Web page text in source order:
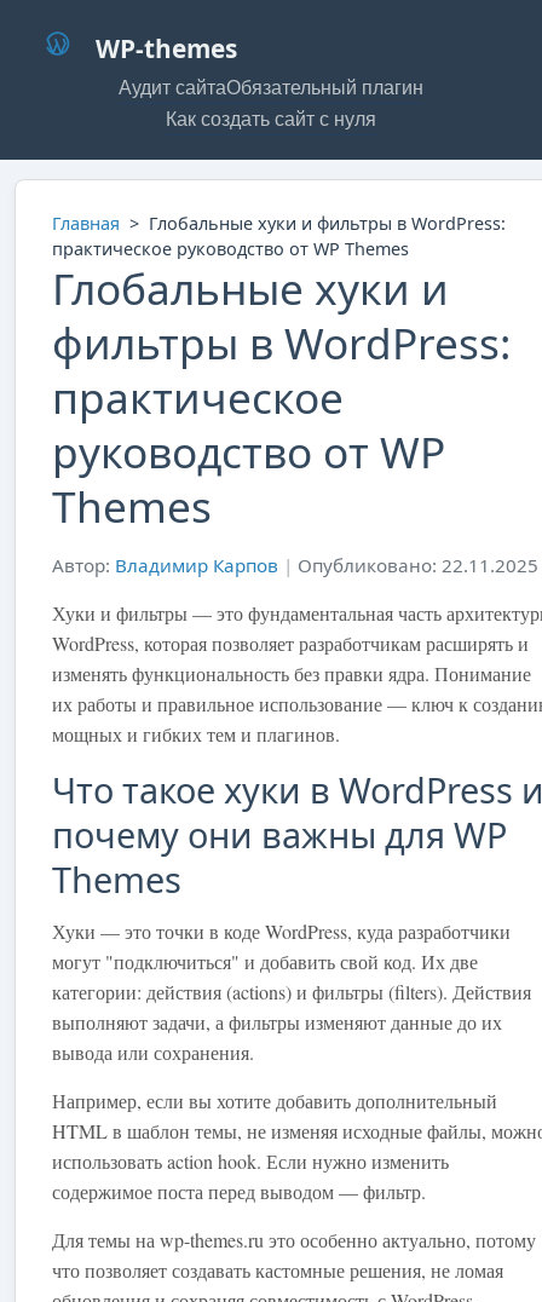
WP-themes
Аудит сайтаОбязательный плагин
Как создать сайт с нуля
Главная > Глобальные хуки и фильтры в WordPress:
практическое руководство от WP Themes
Глобальные хуки и
фильтры в WordPress:
практическое
руководство от WP
Themes
Автор: Владимир Карпов | Опубликовано: 22.11.2025
Хуки и фильтры — это фундаментальная часть
WordPress, которая позволяет разработчикам расширять и
изменять функциональность без правки ядра. Понимание
их работы и правильное использование — ключ к
мощных и гибких тем и плагинов.
Что такое хуки в WordPress
почему они важны для WP
Themes
Хуки — это точки в коде WordPress, куда разработчики
могут "подключиться" и добавить свой код. Их две
категории: действия (actions) и фильтры (filters). Действия
выполняют задачи, а фильтры изменяют данные до их
вывода или сохранения.
Например, если вы хотите добавить дополнительный
HTML в шаблон темы, не изменяя исходные файлы,
использовать action hook. Если нужно изменить
содержимое поста перед выводом — фильтр.
Для темы на wp-themes.ru это особенно актуально, потому
что позволяет создавать кастомные решения, не ломая